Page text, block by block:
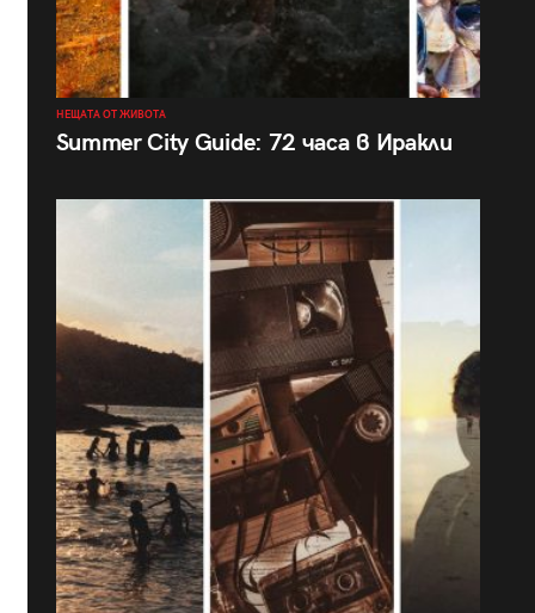
НЕЩАТА ОТ ЖИВОТА
Summer City Guide: 72 часа в Иракли